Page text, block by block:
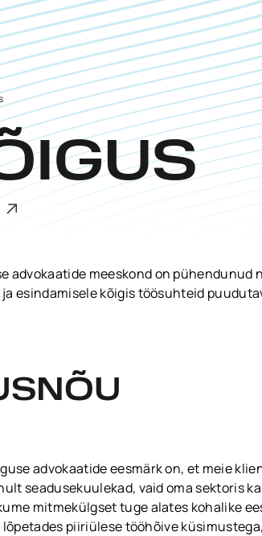
advokaatide meeskond on
esindamisele kõigis töösuhteid
advokaatide eesmärk on, et meie
seadusekuulekad, vaid oma sektoris
mitmekülgset tuge alates kohalike
piiriülese tööhõive küsimustega,